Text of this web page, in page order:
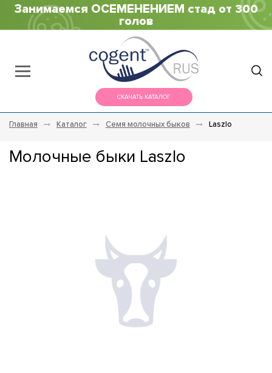
Занимаемся ОСЕМЕНЕНИЕМ стад от 300
голов
СКАЧАТЬ КАТАЛОГ
Главная Каталог Семя молочных быков Laszlo
Молочные быки Laszlo